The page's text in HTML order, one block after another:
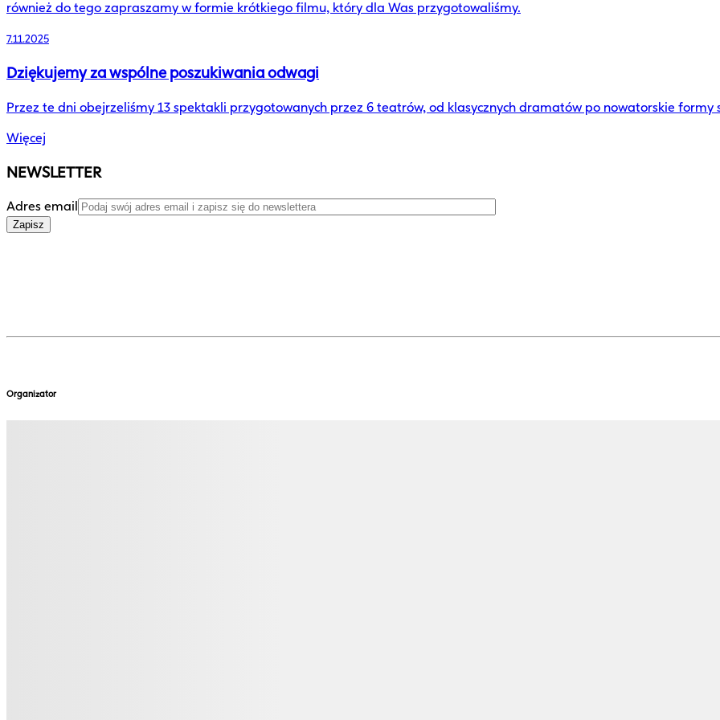
również do tego zapraszamy w formie krótkiego filmu, który dla Was przygotowaliśmy.
7.11.2025
Dziękujemy za wspólne poszukiwania odwagi
Przez te dni obejrzeliśmy 13 spektakli przygotowanych przez 6 teatrów, od klasycznych dramatów po nowatorskie formy
Więcej
NEWSLETTER
Adres email
Zapisz
Organizator